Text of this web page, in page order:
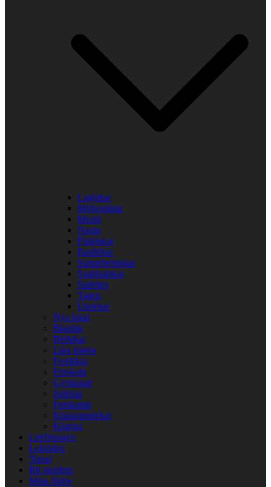
Laglekar
Midsommar
Musik
Namn
Påsklekar
Rastlekar
Samarbetslekar
Snabbalekar
Stafetter
Tagen
Utelekar
Nya lekar
Blandat
Bollekar
Lära känna
Festlekar
Förskola
Gympasal
Jullekar
Femkamp
Klassrumslekar
Kluriga
Lekfinnaren
Lekindex
Tipsa!
Bli medlem
Mina Sidor